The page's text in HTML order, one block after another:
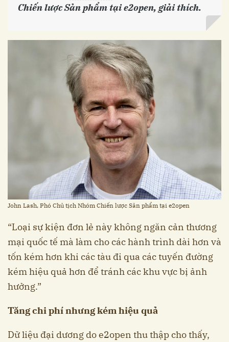
Chiến lược Sản phẩm tại e2open, giải thích.
John Lash, Phó Chủ tịch Nhóm Chiến lược Sản phẩm tại e2open
“Loại sự kiện đơn lẻ này không ngăn cản thương
mại quốc tế mà làm cho các hành trình dài hơn và
tốn kém hơn khi các tàu đi qua các tuyến đường
kém hiệu quả hơn để tránh các khu vực bị ảnh
hưởng.”
Tăng chi phí nhưng kém hiệu quả
Dữ liệu đại dương do e2open thu thập cho thấy,